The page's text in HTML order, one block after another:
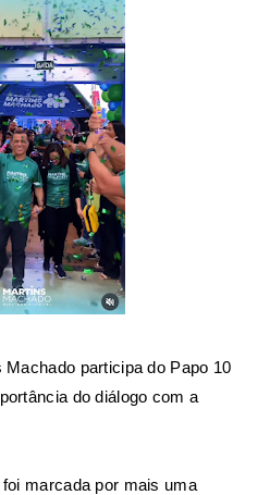
participa do Papo 10
do diálogo com a
marcada por mais uma